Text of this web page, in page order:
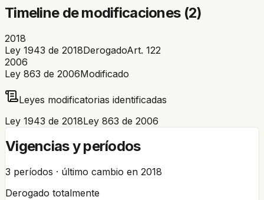
Timeline de modificaciones (2)
2018
Ley 1943 de 2018DerogadoArt. 122
2006
Ley 863 de 2006Modificado
Leyes modificatorias identificadas
Ley 1943 de 2018Ley 863 de 2006
Vigencias y períodos
3 períodos · último cambio en 2018
Derogado totalmente